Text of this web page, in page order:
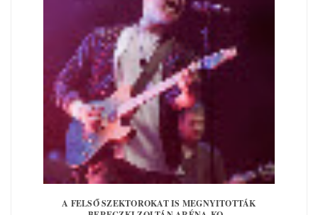
A FELSŐ SZEKTOROKAT IS MEGNYITOTTÁK